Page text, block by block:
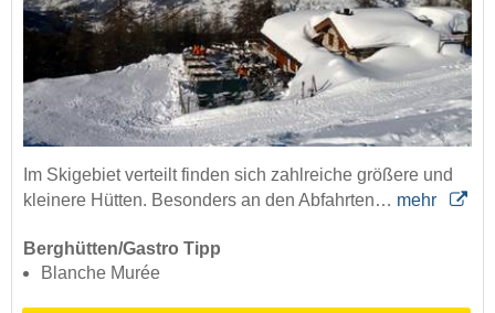
Im Skigebiet verteilt finden sich zahlreiche größere und
kleinere Hütten. Besonders an den Abfahrten… mehr
Berghütten/Gastro Tipp
Blanche Murée